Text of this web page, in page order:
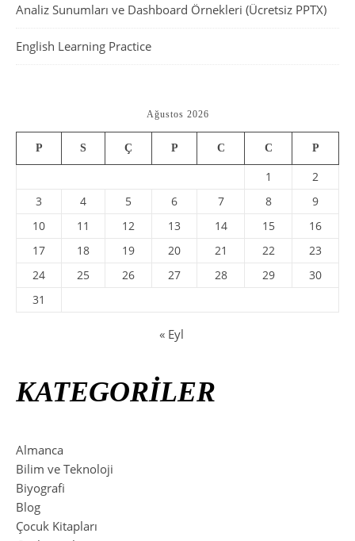
Analiz Sunumları ve Dashboard Örnekleri (Ücretsiz PPTX)
English Learning Practice
Ağustos 2026
P S Ç P C C P
1
2
3
4 5 6 7 8
9
10
11 12 13 14 15
16
17
18 19 20 21 22
23
24
25 26 27 28 29
30
31
« Eyl
KATEGORİLER
Almanca
Bilim ve Teknoloji
Biyografi
Blog
Çocuk Kitapları